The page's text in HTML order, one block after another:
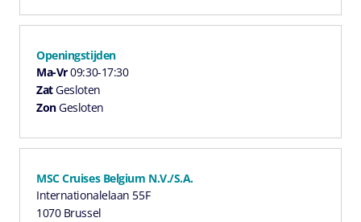
Openingstijden
Ma-Vr09:30-17:30
ZatGesloten
ZonGesloten
MSC Cruises Belgium N.V./S.A.
Internationalelaan 55F
1070 Brussel